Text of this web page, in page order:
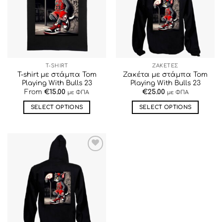
ΕΠΙΘΥΜΙΏΝ
T-SHIRT
T-shirt με στάμπα Tom
Playing With Bulls 23
From €15.00 με ΦΠΑ
SELECT OPTIONS
προϊόν
έχει
πολλαπλές
παραλλαγές.
Οι
επιλογές
μπορούν
ΕΠΙΘΥΜΙΏΝ
ΖΑΚΕΤΕΣ
Ζακέτα με στάμπα Tom
Playing With Bulls 23
€25.00 με ΦΠΑ
SELECT OPTIONS
ΠΡΟΣΘΉΚΗ
ΣΤΗΝ ΛΊΣΤΑ
ΕΠΙΘΥΜΙΏΝ